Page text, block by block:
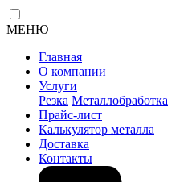
МЕНЮ
Главная
О компании
Услуги
Резка Металлобработка
Прайс-лист
Калькулятор металла
Доставка
Контакты